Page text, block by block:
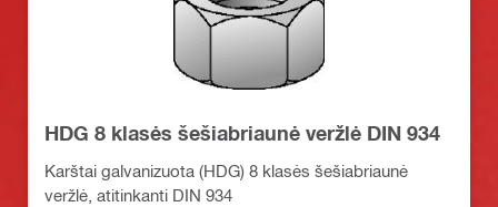
HDG 8 klasės šešiabriaunė veržlė DIN 934
Karštai galvanizuota (HDG) 8 klasės šešiabriaunė
veržlė, atitinkanti DIN 934